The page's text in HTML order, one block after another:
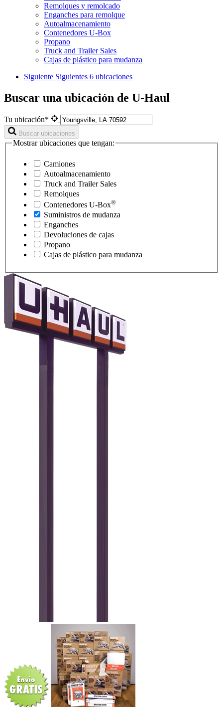
Remolques y remolcado
Enganches para remolque
Autoalmacenamiento
Contenedores U-Box
Propano
Truck and Trailer Sales
Cajas de plástico para mudanza
Siguiente Siguientes 6 ubicaciones
Buscar una ubicación de U-Haul
Tu ubicación*
Buscar ubicaciones
Mostrar ubicaciones que tengan:
Camiones
Autoalmacenamiento
Truck and Trailer Sales
Remolques
Contenedores U-Box®
Suministros de mudanza
Enganches
Devoluciones de cajas
Propano
Cajas de plástico para mudanza